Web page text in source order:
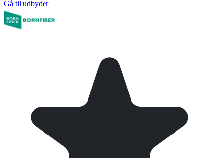
Gå til udbyder